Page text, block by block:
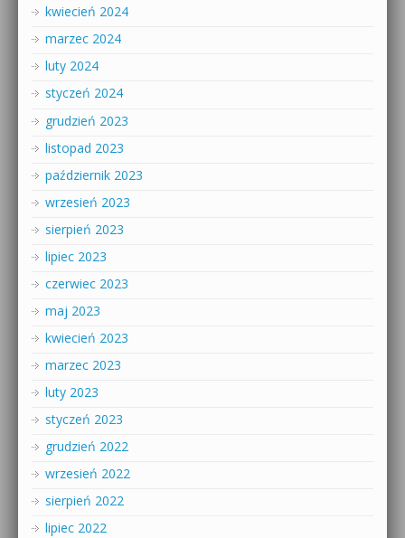
kwiecień 2024
marzec 2024
luty 2024
styczeń 2024
grudzień 2023
listopad 2023
październik 2023
wrzesień 2023
sierpień 2023
lipiec 2023
czerwiec 2023
maj 2023
kwiecień 2023
marzec 2023
luty 2023
styczeń 2023
grudzień 2022
wrzesień 2022
sierpień 2022
lipiec 2022